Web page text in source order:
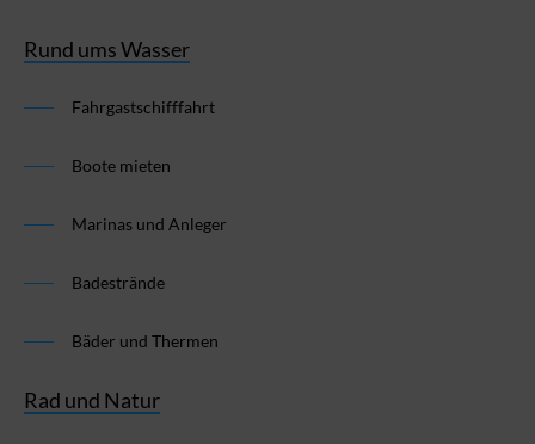
Rund ums Wasser
Fahrgastschifffahrt
Boote mieten
Marinas und Anleger
Badestrände
Bäder und Thermen
Rad und Natur